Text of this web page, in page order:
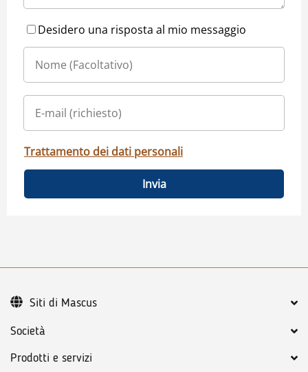
Desidero una risposta al mio messaggio
Trattamento dei dati personali
Invia
Società
Prodotti e servizi
Siti di Mascus